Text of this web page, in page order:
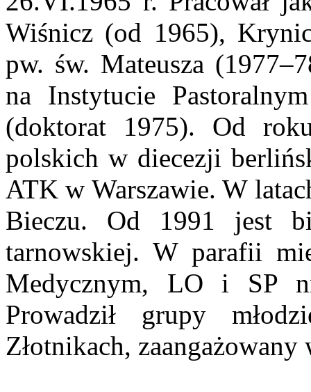
Wiśnicz (od 1965),
pw. św. Mateusza
na Instytucie
(doktorat 1975). Od
polskich w diecezji
ATK w Warszawie. W
Bieczu. Od 1991 jest
tarnowskiej. W parafii
Medycznym, LO i SP
Prowadził grupy
Złotnikach,